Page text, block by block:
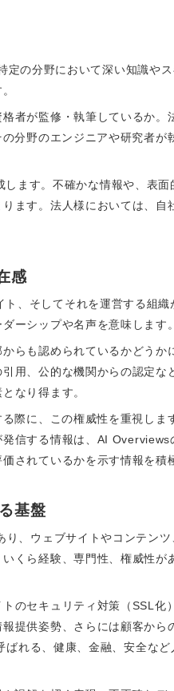
の分野において深い知識や
者が監修・執筆しているか。
分野のエンジニアや研究者が
ます。不確かな情報や、表
ます。法人様においては、自
感
、そしてそれを運営する組
ーシップや名声を意味します。
らも認められているかどう
用、公的な機関からの認定
なり得ます。
際に、この権威性を重視しま
信する情報は、AI Overviews
されているかを示す情報を積
基盤
、ウェブサイトやコンテンツ
くら経験、専門性、権威性
のセキュリティ対策（SSL化
提供姿勢、さらには顧客から
れる、健康、金融、安全な